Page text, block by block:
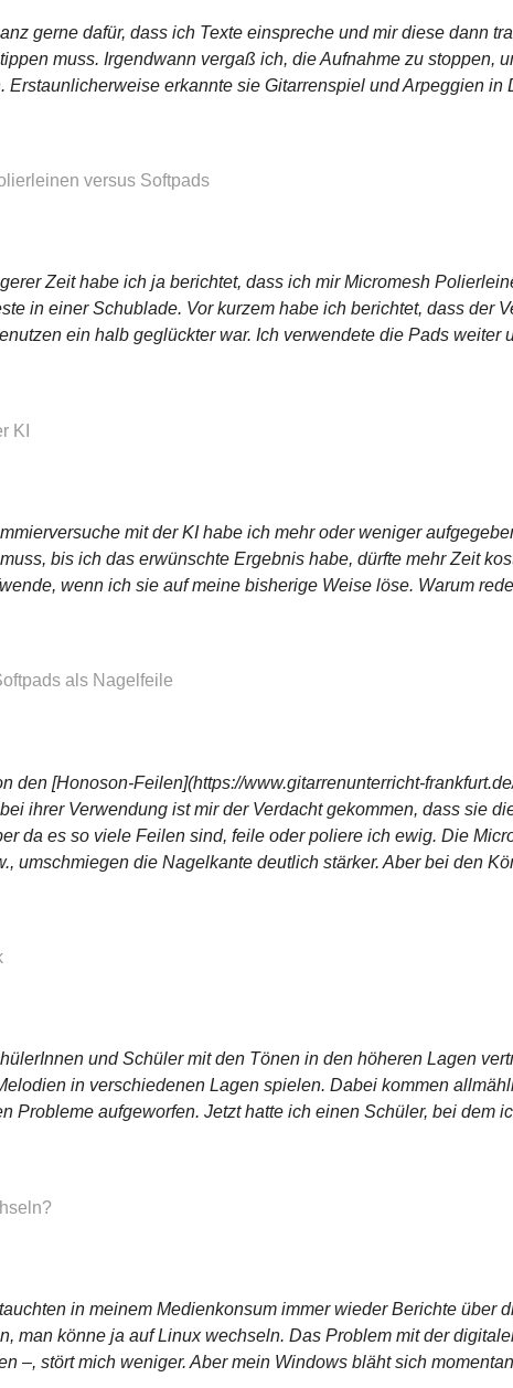
gerne dafür, dass ich Texte einspreche und mir diese dann
muss. Irgendwann vergaß ich, die Aufnahme zu stoppen,
Erstaunlicherweise erkannte sie Gitarrenspiel und Arpeggien
versus Softpads
Zeit habe ich ja berichtet, dass ich mir Micromesh
in einer Schublade. Vor kurzem habe ich berichtet, dass der
ein halb geglückter war. Ich verwendete die Pads weiter
KI
mit der KI habe ich mehr oder weniger
bis ich das erwünschte Ergebnis habe, dürfte mehr Zeit
wenn ich sie auf meine bisherige Weise löse. Warum
als Nagelfeile
den [Honoson-Feilen](https://www.gitarrenunterricht-
ihrer Verwendung ist mir der Verdacht gekommen, dass sie
da es so viele Feilen sind, feile oder poliere ich ewig. Die
umschmiegen die Nagelkante deutlich stärker. Aber bei den
und Schüler mit den Tönen in den höheren Lagen
in verschiedenen Lagen spielen. Dabei kommen
Probleme aufgeworfen. Jetzt hatte ich einen Schüler, bei dem
in meinem Medienkonsum immer wieder Berichte über
man könne ja auf Linux wechseln. Das Problem mit der
–, stört mich weniger. Aber mein Windows bläht sich